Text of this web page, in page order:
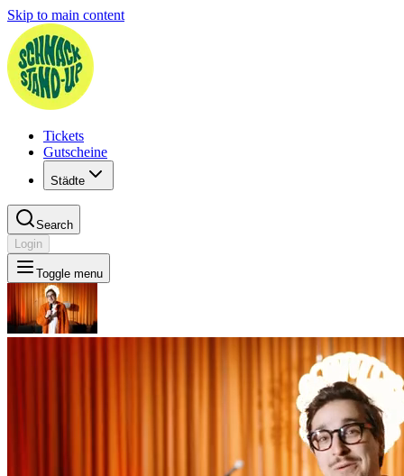
Skip to main content
Tickets
Gutscheine
Städte
Search
Login
Toggle menu